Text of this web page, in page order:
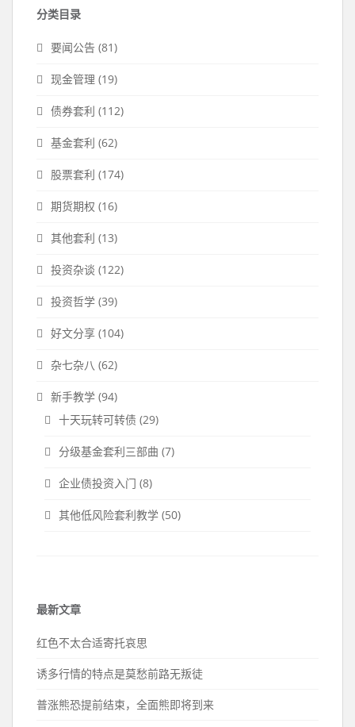
分类目录
要闻公告 (81)
现金管理 (19)
债券套利 (112)
基金套利 (62)
股票套利 (174)
期货期权 (16)
其他套利 (13)
投资杂谈 (122)
投资哲学 (39)
好文分享 (104)
杂七杂八 (62)
新手教学 (94)
十天玩转可转债 (29)
分级基金套利三部曲 (7)
企业债投资入门 (8)
其他低风险套利教学 (50)
最新文章
红色不太合适寄托哀思
诱多行情的特点是莫愁前路无叛徒
普涨熊恐提前结束，全面熊即将到来